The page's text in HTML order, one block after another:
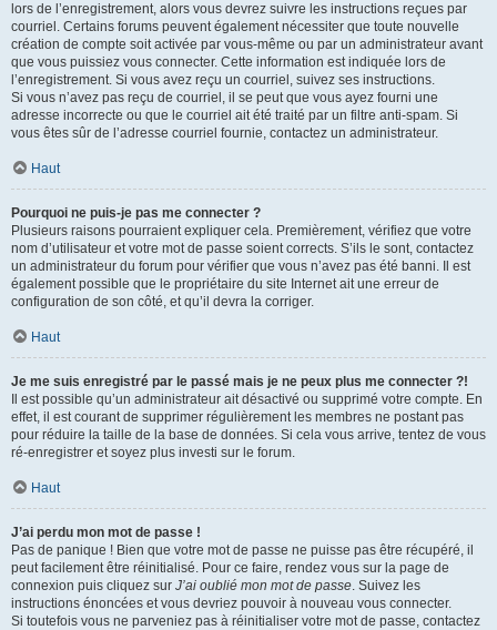
lors de l’enregistrement, alors vous devrez suivre les instructions reçues par
courriel. Certains forums peuvent également nécessiter que toute nouvelle
création de compte soit activée par vous-même ou par un administrateur avant
que vous puissiez vous connecter. Cette information est indiquée lors de
l’enregistrement. Si vous avez reçu un courriel, suivez ses instructions.
Si vous n’avez pas reçu de courriel, il se peut que vous ayez fourni une
adresse incorrecte ou que le courriel ait été traité par un filtre anti-spam. Si
vous êtes sûr de l’adresse courriel fournie, contactez un administrateur.
Haut
Pourquoi ne puis-je pas me connecter ?
Plusieurs raisons pourraient expliquer cela. Premièrement, vérifiez que votre
nom d’utilisateur et votre mot de passe soient corrects. S’ils le sont, contactez
un administrateur du forum pour vérifier que vous n’avez pas été banni. Il est
également possible que le propriétaire du site Internet ait une erreur de
configuration de son côté, et qu’il devra la corriger.
Haut
Je me suis enregistré par le passé mais je ne peux plus me connecter ?!
Il est possible qu’un administrateur ait désactivé ou supprimé votre compte. En
effet, il est courant de supprimer régulièrement les membres ne postant pas
pour réduire la taille de la base de données. Si cela vous arrive, tentez de vous
ré-enregistrer et soyez plus investi sur le forum.
Haut
J’ai perdu mon mot de passe !
Pas de panique ! Bien que votre mot de passe ne puisse pas être récupéré, il
peut facilement être réinitialisé. Pour ce faire, rendez vous sur la page de
connexion puis cliquez sur J’ai oublié mon mot de passe. Suivez les
instructions énoncées et vous devriez pouvoir à nouveau vous connecter.
Si toutefois vous ne parveniez pas à réinitialiser votre mot de passe, contactez